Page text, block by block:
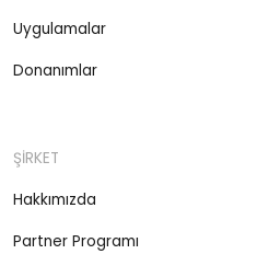
Uygulamalar
Donanımlar
ŞİRKET
Hakkımızda
Partner Programı